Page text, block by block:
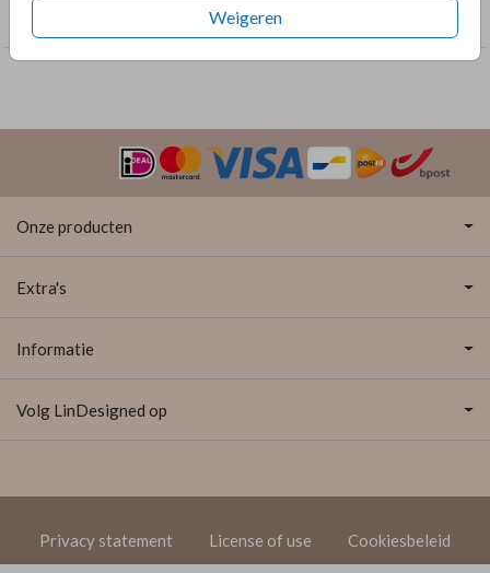
Weigeren
Onze producten
Extra's
Informatie
Volg LinDesigned op
Privacy statement License of use Cookiesbeleid